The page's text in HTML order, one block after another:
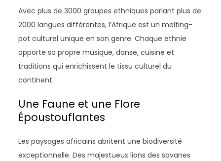
Avec plus de 3000 groupes ethniques parlant plus de
2000 langues différentes, l’Afrique est un melting-
pot culturel unique en son genre. Chaque ethnie
apporte sa propre musique, danse, cuisine et
traditions qui enrichissent le tissu culturel du
continent.
Une Faune et une Flore
Époustouflantes
Les paysages africains abritent une biodiversité
exceptionnelle. Des majestueux lions des savanes